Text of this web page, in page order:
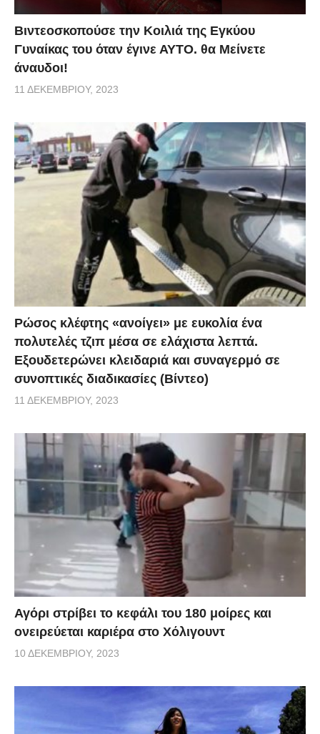
Βιντεοσκοπούσε την Κοιλιά της Εγκύου
Γυναίκας του όταν έγινε ΑΥΤΟ. θα Μείνετε
άναυδοι!
11 ΔΕΚΕΜΒΡΊΟΥ, 2023
Ρώσος κλέφτης «ανοίγει» με ευκολία ένα
πολυτελές τζιπ μέσα σε ελάχιστα λεπτά.
Εξουδετερώνει κλειδαριά και συναγερμό σε
συνοπτικές διαδικασίες (Βίντεο)
11 ΔΕΚΕΜΒΡΊΟΥ, 2023
Αγόρι στρίβει το κεφάλι του 180 μοίρες και
ονειρεύεται καριέρα στο Χόλιγουντ
10 ΔΕΚΕΜΒΡΊΟΥ, 2023